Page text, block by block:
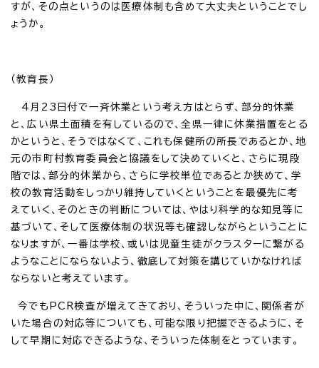
すが、その点というのは医療体制も含めて大丈夫ということでし
ょうか。
（教育長）
4月23日付で一斉休業という考え方はとらず、部分的休業
と、広い県土面積を有しているので、全県一律に休業措置をとる
かというと、そうではなくて、これも保健所の所長であるとか、地
元の市町村教育委員会と協議をして決めていくと、さらに現段
階では、部分的休業から、さらに学校単位であるとか狭めて、学
校の教育活動をしっかり維持していくということを最優先に考
えていく、そのときの判断については、やはり科学的な知見等に
基づいて、そして医療体制の状況等も確認しながらということに
なりますが、一番は学校、或いは児童生徒がクラスターに繋がる
ようなことにならないよう、徹底して対策を講じていかなければ
ならないと考えています。
今でもPCR検査が増えてきており、そういった中に、関係者が
いた場合の対応等についても、可能な限り把握できるように、そ
して早期に対応できるような、そういった体制をとっています。